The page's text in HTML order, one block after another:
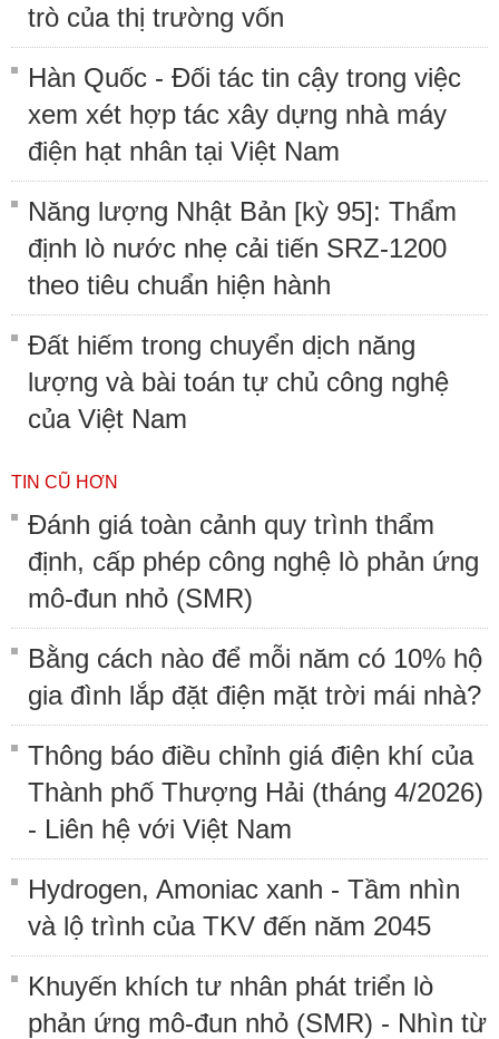
trò của thị trường vốn
Hàn Quốc - Đối tác tin cậy trong việc
xem xét hợp tác xây dựng nhà máy
điện hạt nhân tại Việt Nam
Năng lượng Nhật Bản [kỳ 95]: Thẩm
định lò nước nhẹ cải tiến SRZ-1200
theo tiêu chuẩn hiện hành
Đất hiếm trong chuyển dịch năng
lượng và bài toán tự chủ công nghệ
của Việt Nam
TIN CŨ HƠN
Đánh giá toàn cảnh quy trình thẩm
định, cấp phép công nghệ lò phản ứng
mô-đun nhỏ (SMR)
Bằng cách nào để mỗi năm có 10% hộ
gia đình lắp đặt điện mặt trời mái nhà?
Thông báo điều chỉnh giá điện khí của
Thành phố Thượng Hải (tháng 4/2026)
- Liên hệ với Việt Nam
Hydrogen, Amoniac xanh - Tầm nhìn
và lộ trình của TKV đến năm 2045
Khuyến khích tư nhân phát triển lò
phản ứng mô-đun nhỏ (SMR) - Nhìn từ